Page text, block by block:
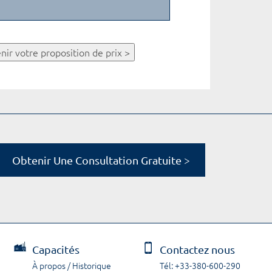
votre proposition de prix >
Obtenir Une Consultation Gratuite >
Capacités
À propos / Historique
Contactez nous
Tél: +33-380-600-290